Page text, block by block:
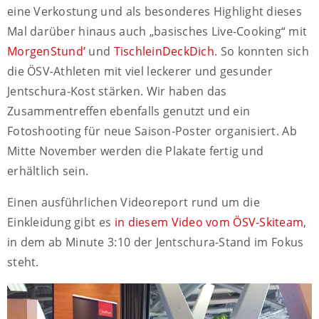
eine Verkostung und als besonderes Highlight dieses
Mal darüber hinaus auch „basisches Live-Cooking“ mit
MorgenStund’ und TischleinDeckDich. So konnten sich
die ÖSV-Athleten mit viel leckerer und gesunder
Jentschura-Kost stärken. Wir haben das
Zusammentreffen ebenfalls genutzt und ein
Fotoshooting für neue Saison-Poster organisiert. Ab
Mitte November werden die Plakate fertig und
erhältlich sein.
Einen ausführlichen Videoreport rund um die
Einkleidung gibt es in diesem Video vom ÖSV-Skiteam,
in dem ab Minute 3:10 der Jentschura-Stand im Fokus
steht.